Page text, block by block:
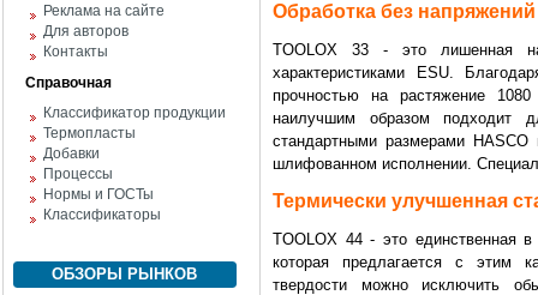
Реклама на сайте
Для авторов
Контакты
Справочная
Классификатор продукции
Термопласты
Добавки
Процессы
Нормы и ГОСТы
Классификаторы
ОБЗОРЫ РЫНКОВ
Обработка без
TOOLOX 33 - это лишенная
характеристиками ESU.
прочностью на растяжение
наилучшим образом подходит
стандартными размерами
шлифованном исполнении.
Термически улучшенная
TOOLOX 44 - это единственная
которая предлагается с этим
твердости можно исключить